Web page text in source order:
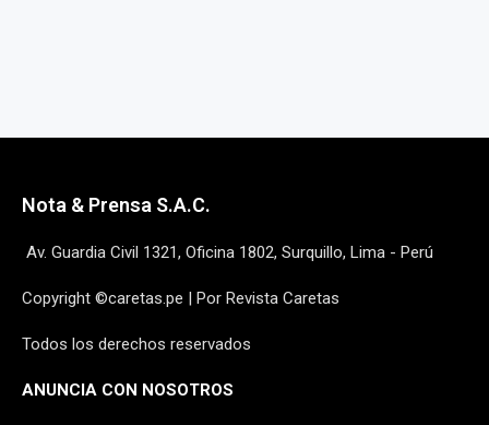
Nota & Prensa S.A.C.
Av. Guardia Civil 1321, Oficina 1802, Surquillo, Lima - Perú
Copyright ©caretas.pe | Por Revista Caretas
Todos los derechos reservados
ANUNCIA CON NOSOTROS